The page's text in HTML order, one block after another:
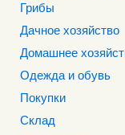
Грибы
Дачное хозяйство
Домашнее
Одежда и обувь
Покупки
Склад